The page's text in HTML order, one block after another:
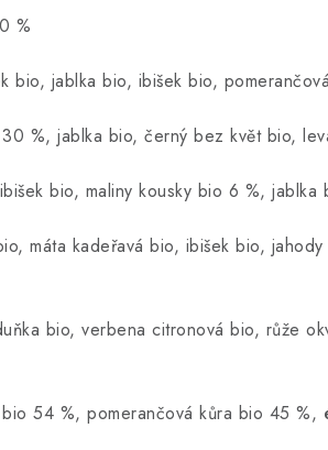
%
bio, jablka bio, ibišek bio,
%, jablka bio, černý bez květ bio,
bio, maliny kousky bio 6 %,
máta kadeřavá bio, ibišek bio,
bio, verbena citronová bio, růže
54 %, pomerančová kůra bio 45 %,